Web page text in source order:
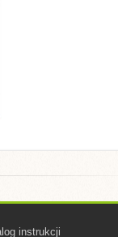
instrukcji